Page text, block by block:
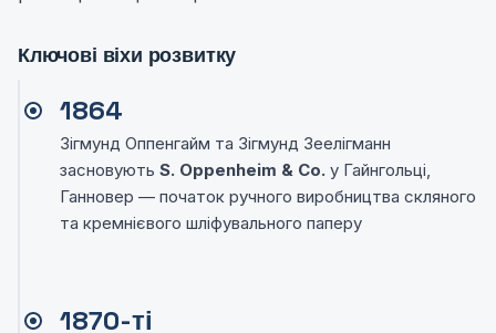
Ключові віхи розвитку
1864
Зігмунд Оппенгайм та Зігмунд Зеелігманн
засновують S. Oppenheim & Co. у Гайнгольці,
Ганновер — початок ручного виробництва скляного
та кремнієвого шліфувального паперу
1870-ті